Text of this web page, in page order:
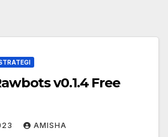
v0.1.4 Free
AMISHA